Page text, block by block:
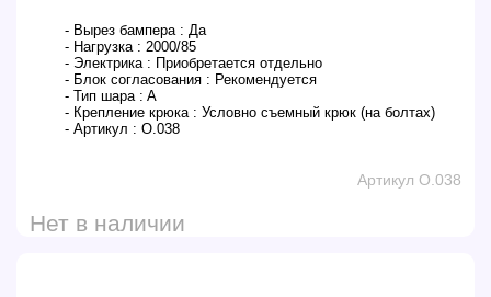
- Вырез бампера : Да
- Нагрузка : 2000/85
- Электрика : Приобретается отдельно
- Блок согласования : Рекомендуется
- Тип шара : A
- Крепление крюка : Условно съемный крюк (на болтах)
- Артикул : O.038
Артикул O.038
Нет в наличии